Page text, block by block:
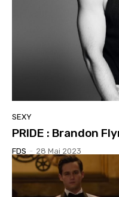
SEXY
PRIDE : Brandon
FDS - 28 Mai 2023